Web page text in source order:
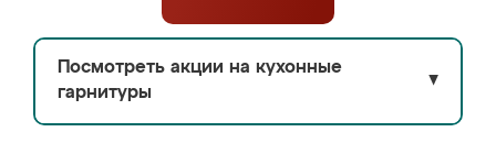
Посмотреть акции на кухонные
гарнитуры
▼